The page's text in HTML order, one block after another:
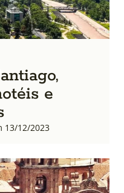
e
13/12/2023